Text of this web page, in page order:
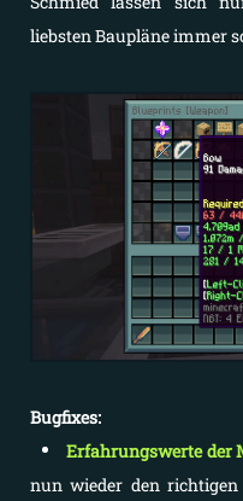
liebsten Baupläne immer
Bugfixes:
Erfahrungswerte der
nun wieder den